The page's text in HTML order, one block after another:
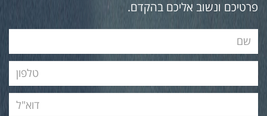
פרטיכם ונשוב אליכם בהקדם.